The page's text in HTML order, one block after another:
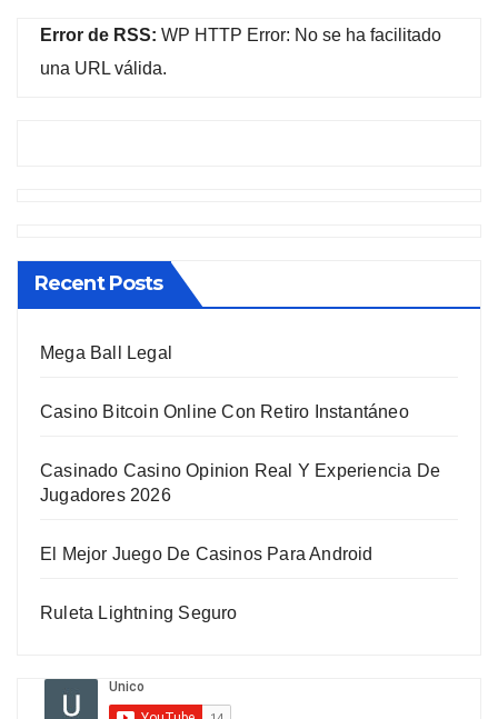
Error de RSS: WP HTTP Error: No se ha facilitado
una URL válida.
Recent Posts
Mega Ball Legal
Casino Bitcoin Online Con Retiro Instantáneo
Casinado Casino Opinion Real Y Experiencia De
Jugadores 2026
El Mejor Juego De Casinos Para Android
Ruleta Lightning Seguro